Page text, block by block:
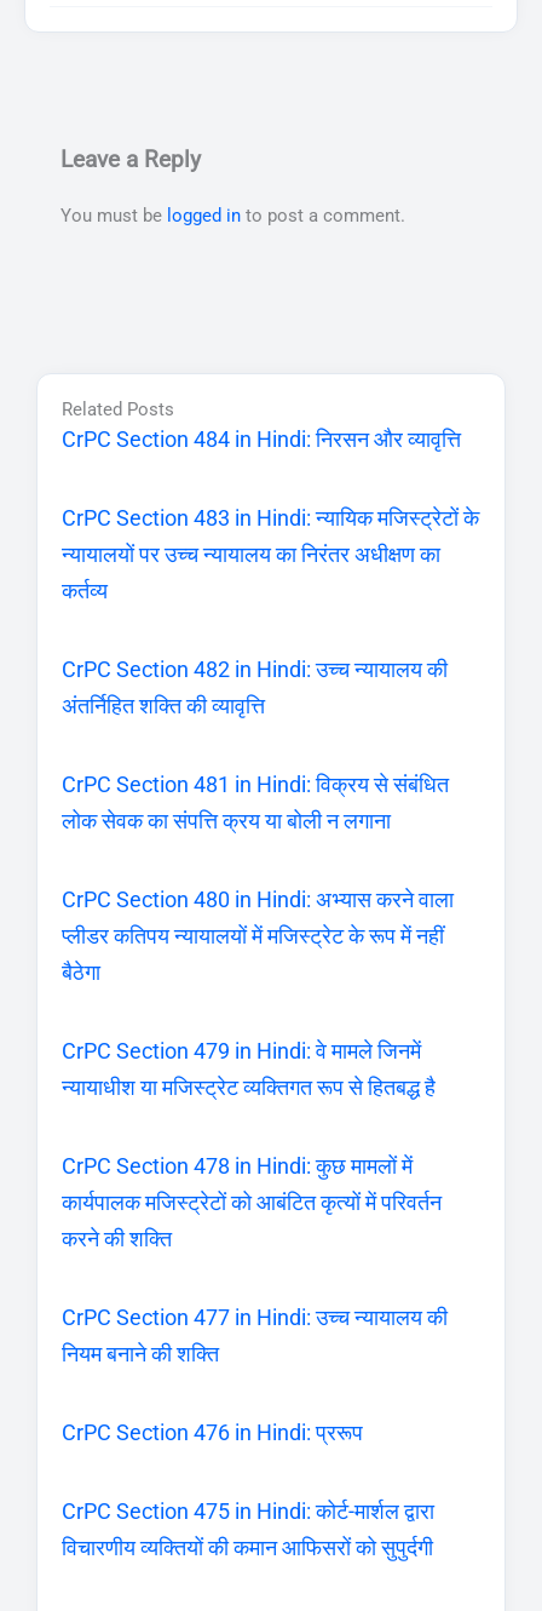
Leave a Reply
You must be logged in to post a comment.
Related Posts
CrPC Section 484 in Hindi: निरसन और व्यावृत्ति
CrPC Section 483 in Hindi: न्यायिक मजिस्ट्रेटों के
न्यायालयों पर उच्च न्यायालय का निरंतर अधीक्षण का
कर्तव्य
CrPC Section 482 in Hindi: उच्च न्यायालय की
अंतर्निहित शक्ति की व्यावृत्ति
CrPC Section 481 in Hindi: विक्रय से संबंधित
लोक सेवक का संपत्ति क्रय या बोली न लगाना
CrPC Section 480 in Hindi: अभ्यास करने वाला
प्लीडर कतिपय न्यायालयों में मजिस्ट्रेट के रूप में नहीं
बैठेगा
CrPC Section 479 in Hindi: वे मामले जिनमें
न्यायाधीश या मजिस्ट्रेट व्यक्तिगत रूप से हितबद्ध है
CrPC Section 478 in Hindi: कुछ मामलों में
कार्यपालक मजिस्ट्रेटों को आबंटित कृत्यों में परिवर्तन
करने की शक्ति
CrPC Section 477 in Hindi: उच्च न्यायालय की
नियम बनाने की शक्ति
CrPC Section 476 in Hindi: प्ररूप
CrPC Section 475 in Hindi: कोर्ट-मार्शल द्वारा
विचारणीय व्यक्तियों की कमान आफिसरों को सुपुर्दगी